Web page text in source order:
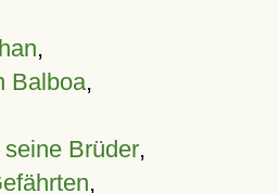
,
Balboa,
Brüder,
,